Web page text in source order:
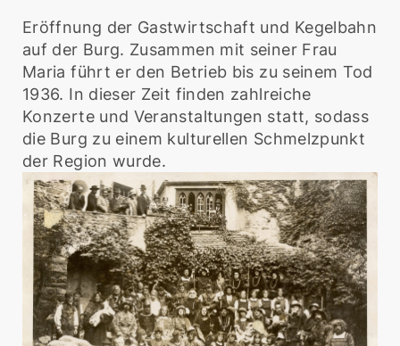
Eröffnung der Gastwirtschaft und Kegelbahn
auf der Burg. Zusammen mit seiner Frau
Maria führt er den Betrieb bis zu seinem Tod
1936. In dieser Zeit finden zahlreiche
Konzerte und Veranstaltungen statt, sodass
die Burg zu einem kulturellen Schmelzpunkt
der Region wurde.